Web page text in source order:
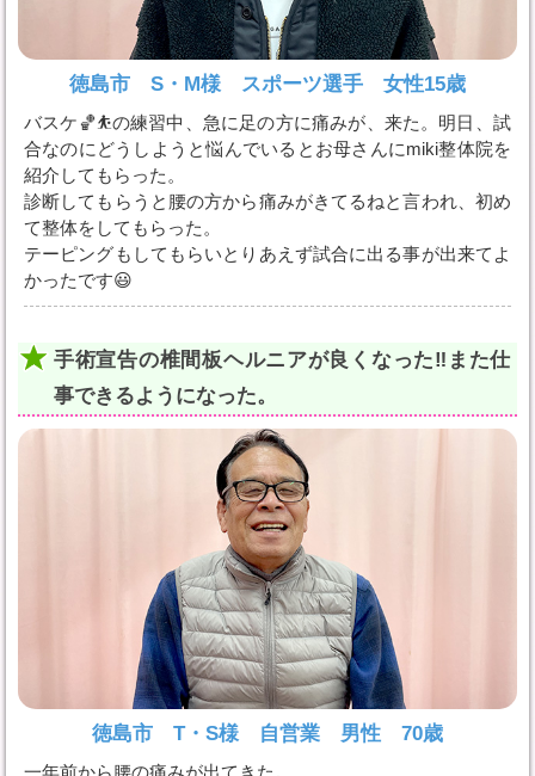
徳島市 S・M様 スポーツ選手 女性15歳
バスケ🏀⛹️の練習中、急に足の方に痛みが、来た。明日、試
合なのにどうしようと悩んでいるとお母さんにmiki整体院を
紹介してもらった。
診断してもらうと腰の方から痛みがきてるねと言われ、初め
て整体をしてもらった。
テーピングもしてもらいとりあえず試合に出る事が出来てよ
かったです😃
手術宣告の椎間板ヘルニアが良くなった‼️また仕
事できるようになった。
徳島市 T・S様 自営業 男性 70歳
一年前から腰の痛みが出てきた。